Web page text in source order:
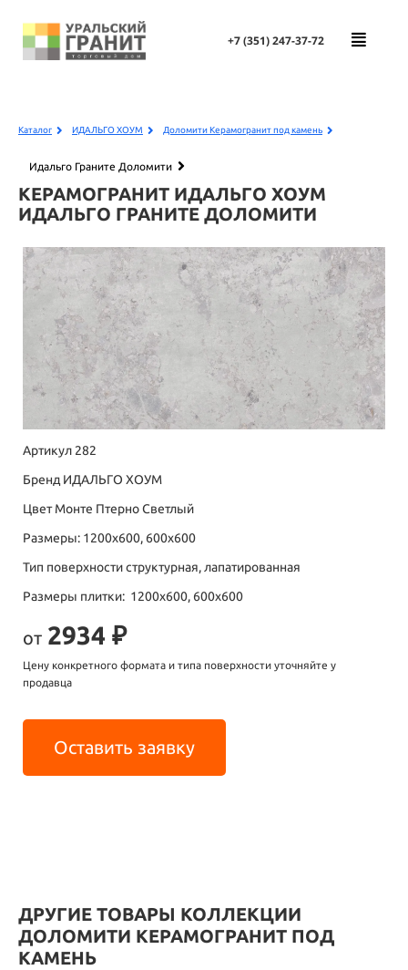
+7 (351)247-37-72
Каталог ИДАЛЬГО ХОУМ Доломити Керамогранит под камень
Идальго Граните Доломити
КЕРАМОГРАНИТ ИДАЛЬГО ХОУМ
ИДАЛЬГО ГРАНИТЕ ДОЛОМИТИ
Артикул 282
Бренд ИДАЛЬГО ХОУМ
Цвет Монте Птерно Светлый
Размеры: 1200х600, 600х600
Тип поверхности структурная, лапатированная
Размеры плитки: 1200х600, 600х600
от 2934 ₽
Цену конкретного формата и типа поверхности уточняйте у
продавца
Оставить заявку
ДРУГИЕ ТОВАРЫ КОЛЛЕКЦИИ
ДОЛОМИТИ КЕРАМОГРАНИТ ПОД
КАМЕНЬ